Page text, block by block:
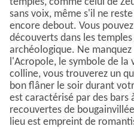
temples, comme celui de
sans voix, même s'il ne
encore debout. Vous
découverts dans les
archéologique. Ne
l'Acropole, le symbole de la
colline, vous trouverez un
bon flâner le soir durant
est caractérisé par des bars
recouvertes de
lieu est empreint de